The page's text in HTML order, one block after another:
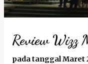
Review Wizz
pada tanggalMaret